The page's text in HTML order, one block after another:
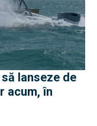
lanseze de
acum, în